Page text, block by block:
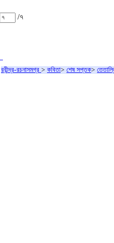
/৭
রবীন্দ্র-রচনাসমগ্র > কবিতা> শেষ সপ্তক>